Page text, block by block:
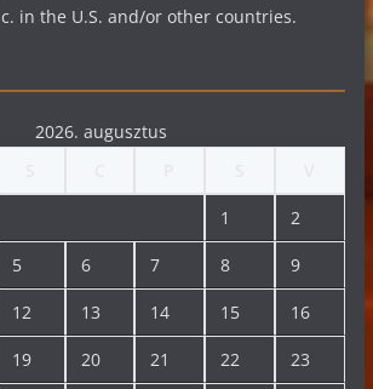
in the U.S. and/or other countries.
2026. augusztus
1 2
5 6 7 8 9
12 13 14 15 16
19 20 21 22 23